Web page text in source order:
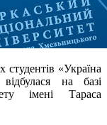
студентів «Україна
на базі
імені Тараса